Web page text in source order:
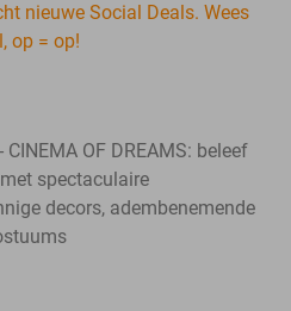
nieuwe Social Deals. Wees
op = op!
OF DREAMS: beleef
spectaculaire
decors, adembenemende